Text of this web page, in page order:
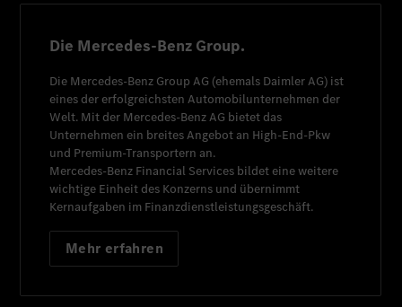
Die Mercedes-Benz Group.
Die Mercedes-Benz Group AG (ehemals Daimler AG) ist
eines der erfolgreichsten Automobilunternehmen der
Welt. Mit der Mercedes-Benz AG bietet das
Unternehmen ein breites Angebot an High-End-Pkw
und Premium-Transportern an.
Mercedes-Benz Financial Services bildet eine weitere
wichtige Einheit des Konzerns und übernimmt
Kernaufgaben im Finanzdienstleistungsgeschäft.
Mehr erfahren